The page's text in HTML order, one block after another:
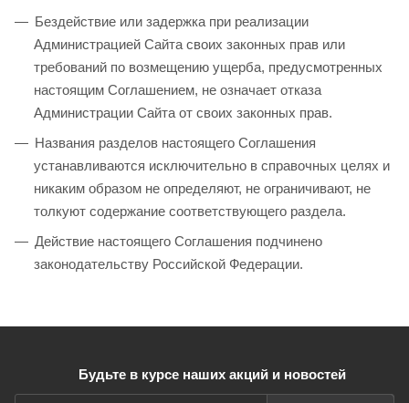
Бездействие или задержка при реализации
Администрацией Сайта своих законных прав или
требований по возмещению ущерба, предусмотренных
настоящим Соглашением, не означает отказа
Администрации Сайта от своих законных прав.
Названия разделов настоящего Соглашения
устанавливаются исключительно в справочных целях и
никаким образом не определяют, не ограничивают, не
толкуют содержание соответствующего раздела.
Действие настоящего Соглашения подчинено
законодательству Российской Федерации.
Будьте в курсе наших акций и новостей